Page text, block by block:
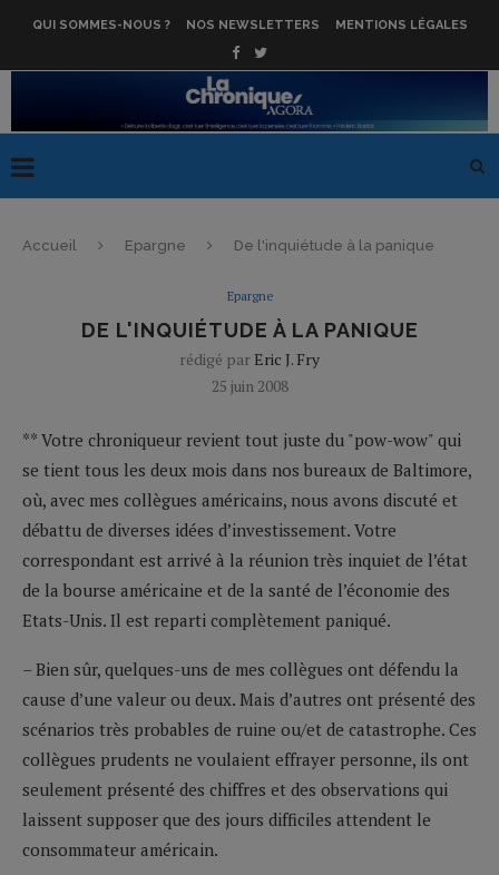
QUI SOMMES-NOUS ? NOS NEWSLETTERS MENTIONS LÉGALES
Accueil Epargne De l'inquiétude à la panique
Epargne
DE L'INQUIÉTUDE À LA PANIQUE
rédigé par Eric J. Fry
25 juin 2008
** Votre chroniqueur revient tout juste du "pow-wow" qui
se tient tous les deux mois dans nos bureaux de Baltimore,
où, avec mes collègues américains, nous avons discuté et
débattu de diverses idées d’investissement. Votre
correspondant est arrivé à la réunion très inquiet de l’état
de la bourse américaine et de la santé de l’économie des
Etats-Unis. Il est reparti complètement paniqué.
– Bien sûr, quelques-uns de mes collègues ont défendu la
cause d’une valeur ou deux. Mais d’autres ont présenté des
scénarios très probables de ruine ou/et de catastrophe. Ces
collègues prudents ne voulaient effrayer personne, ils ont
seulement présenté des chiffres et des observations qui
laissent supposer que des jours difficiles attendent le
consommateur américain.